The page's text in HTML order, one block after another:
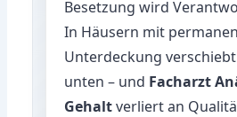
Besetzung wird
In Häusern mit
Unterdeckung
unten – und Facharzt
Gehaltverliert an